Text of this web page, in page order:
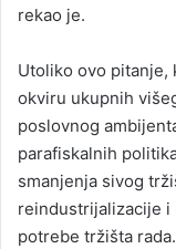
rekao je.
Utoliko ovo pitanje,
okviru ukupnih
poslovnog
parafiskalnih
smanjenja sivog
reindustrijalizacije i
potrebe tržišta rada.